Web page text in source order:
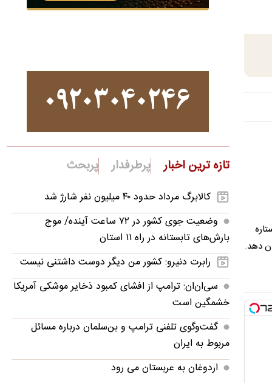
دهد.
تازه ترین اخبار پرطرفدار پربحث
کالابرگ مرداد حدود ۴۰‌ میلیون نفر شارژ شد
وضعیت جوی کشور در ۷۲ ساعت آینده/ موج
بارش‌های تابستانه در راه ۱۱ استان
رابرت دنیرو: کشور من دیگر دوست داشتنی نیست
سی‌ان‌ان: ترامپ از افشای کمبود ذخایر موشکی آمریکا
خشمگین است
گفت‌وگوی تلفنی ترامپ و بن‌سلمان درباره مسائل
مربوط به ایران
اردوغان به عربستان می رود